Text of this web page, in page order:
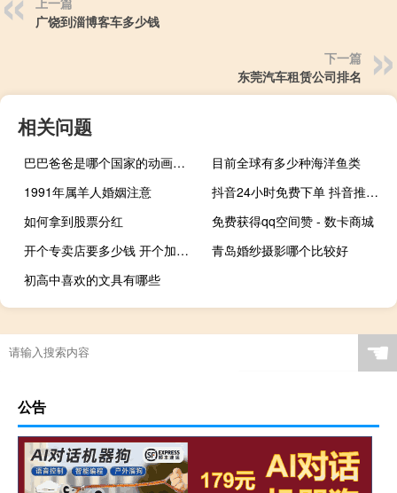
广饶到淄博客车多少钱
下一篇
东莞汽车租赁公司排名
相关问题
巴巴爸爸是哪个国家的动画片 巴巴爸爸中文动画片
目前全球有多少种海洋鱼类
1991年属羊人婚姻注意
抖音24小时免费下单 抖音推广24小时自助平台
如何拿到股票分红
免费获得qq空间赞 - 数卡商城
开个专卖店要多少钱 开个加盟店需要多少钱
青岛婚纱摄影哪个比较好
初高中喜欢的文具有哪些
☚
公告